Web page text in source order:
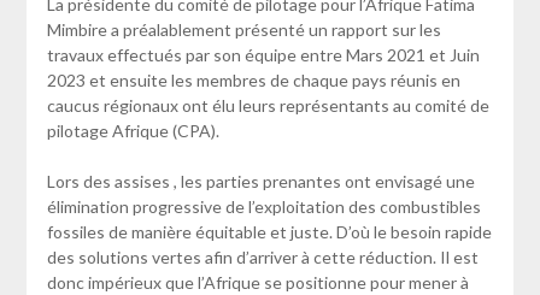
La présidente du comité de pilotage pour l’Afrique Fatima
Mimbire a préalablement présenté un rapport sur les
travaux effectués par son équipe entre Mars 2021 et Juin
2023 et ensuite les membres de chaque pays réunis en
caucus régionaux ont élu leurs représentants au comité de
pilotage Afrique (CPA).
Lors des assises , les parties prenantes ont envisagé une
élimination progressive de l’exploitation des combustibles
fossiles de manière équitable et juste. D’où le besoin rapide
des solutions vertes afin d’arriver à cette réduction. Il est
donc impérieux que l’Afrique se positionne pour mener à